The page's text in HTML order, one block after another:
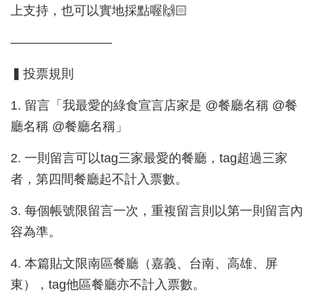
上支持，也可以實地採點喔🙌🏻
————————
▍投票規則
1. 留言「我最愛的綠食宣言店家是 @餐廳名稱 @餐
廳名稱 @餐廳名稱」
2. 一則留言可以tag三家最愛的餐廳，tag超過三家
者，第四間餐廳起不計入票數。
3. 每個帳號限留言一次，重複留言則以第一則留言內
容為準。
4. 本篇貼文限南區餐廳（嘉義、台南、高雄、屏
東），tag他區餐廳亦不計入票數。